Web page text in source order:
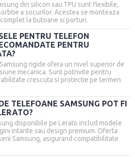
din silicon sau TPU sunt flexibile,
a socurilor. Acestea se monteaza
la butoane si porturi.
PENTRU TELEFON
PENTRU
rigide ofera un nivel superior de
mecanica. Sunt potrivite pentru
crescuta si protectie pe termen
TELEFOANE SAMSUNG POT FI
disponibile pe Lerato includ modele
intarite sau design premium. Oferta
Samsung, asigurand compatibilitate